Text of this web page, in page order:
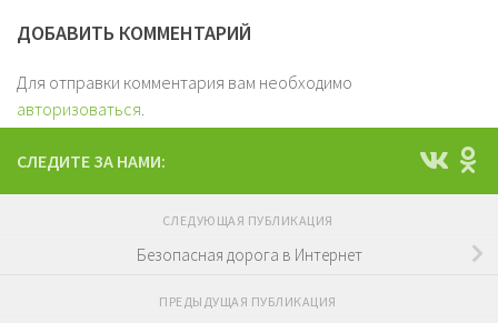
ДОБАВИТЬ КОММЕНТАРИЙ
Для отправки комментария вам необходимо
авторизоваться.
СЛЕДИТЕ ЗА НАМИ:
СЛЕДУЮЩАЯ ПУБЛИКАЦИЯ
Безопасная дорога в Интернет
ПРЕДЫДУЩАЯ ПУБЛИКАЦИЯ